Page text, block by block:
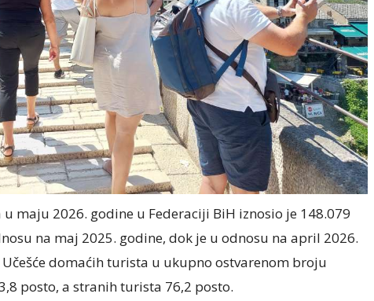
maju 2026. godine u Federaciji BiH iznosio je 148.079
na maj 2025. godine, dok je u odnosu na april 2026.
domaćih turista u ukupno ostvarenom broju
posto, a stranih turista 76,2 posto.